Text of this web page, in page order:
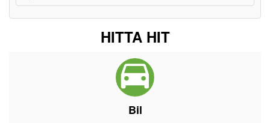
HITTA HIT
Bil